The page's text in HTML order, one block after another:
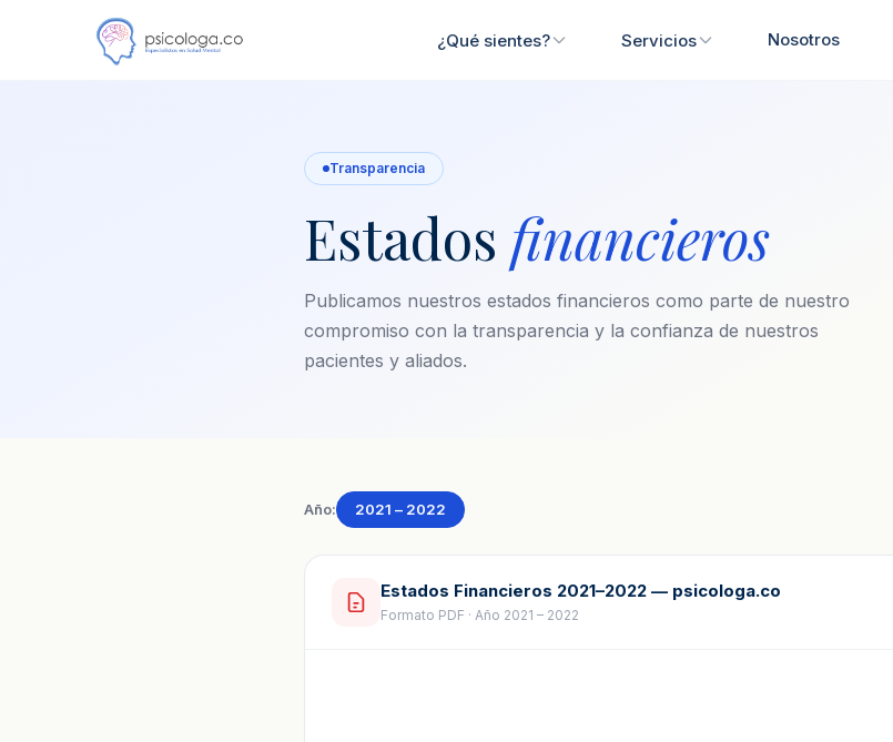
¿Qué sientes? Servicios Nosotros
Transparencia
Estados financieros
Publicamos nuestros estados financieros como parte de nuestro
compromiso con la transparencia y la confianza de nuestros
pacientes y aliados.
Año: 2021 – 2022
Estados Financieros 2021–2022 — psicologa.co
Formato PDF · Año 2021 – 2022